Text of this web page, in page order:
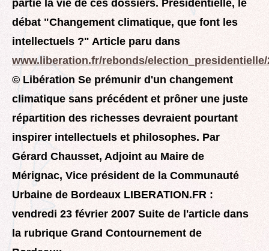
partie la vie de ces dossiers. Présidentielle, le
débat "Changement climatique, que font les
intellectuels ?" Article paru dans
www.liberation.fr/rebonds/election_presidentielle/
© Libération Se prémunir d'un changement
climatique sans précédent et prôner une juste
répartition des richesses devraient pourtant
inspirer intellectuels et philosophes. Par
Gérard Chausset, Adjoint au Maire de
Mérignac, Vice président de la Communauté
Urbaine de Bordeaux LIBERATION.FR :
vendredi 23 février 2007 Suite de l'article dans
la rubrique Grand Contournement de